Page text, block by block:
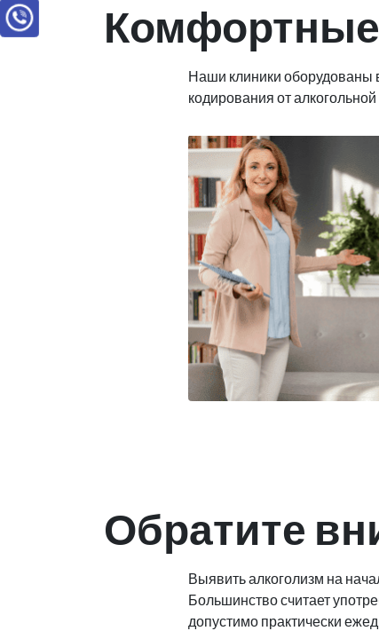
Комфортные
Наши клиники
кодирования от
Обратите
Выявить алкоголизм на
Большинство считает
допустимо практически